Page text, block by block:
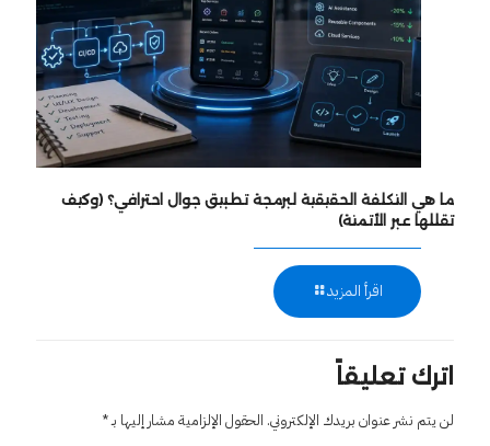
ما هي التكلفة الحقيقية لبرمجة تطبيق جوال احترافي؟ (وكيف
تقللها عبر الأتمتة)
اقرأ المزيد
اترك تعليقاً
لن يتم نشر عنوان بريدك الإلكتروني. الحقول الإلزامية مشار إليها بـ*